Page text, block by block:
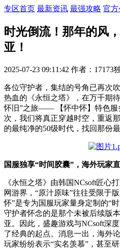
专区首页 最新资讯 最强攻略 官
时光倒流！那年的风
亚！
2025-07-23 09:11:42 作者：17173
各位守护者，集结的号角已再次
热血的《永恒之塔》，在万千期
怀旧”之旅—— 【怀中怀】特色服
次，我们将真正穿越时空，重返
的最纯净的50级时代，找回那份
国服独享“时间胶囊”，海外玩家
《永恒之塔》由韩国NCsoft匠心
网游界，“原汁原味”往往受限于
怀”是专为国服玩家量身定制的“
守护者怀念的是那个未被后续版
亚。因此，盛趣游戏与NCsoft深
了经典的起点。消息一出，海外
玩家纷纷表示“实名羡慕”，甚至